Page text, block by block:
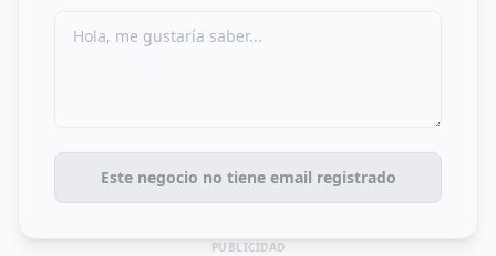
Este negocio no tiene email registrado
PUBLICIDAD